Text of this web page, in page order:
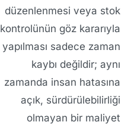
düzenlenmesi veya stok
kontrolünün göz kararıyla
yapılması sadece zaman
kaybı değildir; aynı
zamanda insan hatasına
açık, sürdürülebilirliği
olmayan bir maliyet